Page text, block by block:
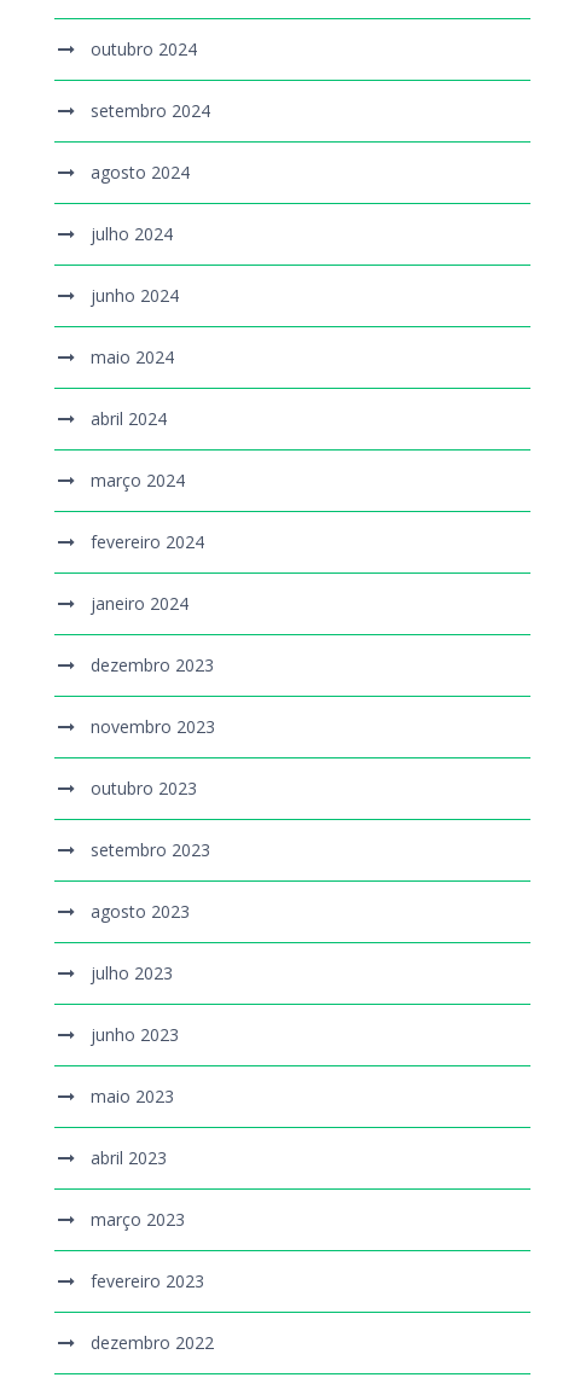
outubro 2024
setembro 2024
agosto 2024
julho 2024
junho 2024
maio 2024
abril 2024
março 2024
fevereiro 2024
janeiro 2024
dezembro 2023
novembro 2023
outubro 2023
setembro 2023
agosto 2023
julho 2023
junho 2023
maio 2023
abril 2023
março 2023
fevereiro 2023
dezembro 2022